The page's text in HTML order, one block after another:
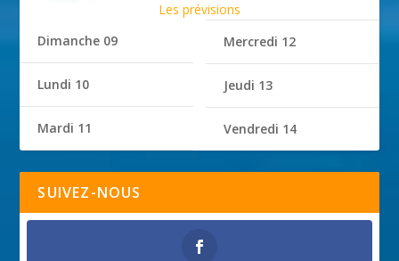
Les prévisions
Dimanche 09
Lundi 10
Mardi 11
Mercredi 12
Jeudi 13
Vendredi 14
SUIVEZ-NOUS